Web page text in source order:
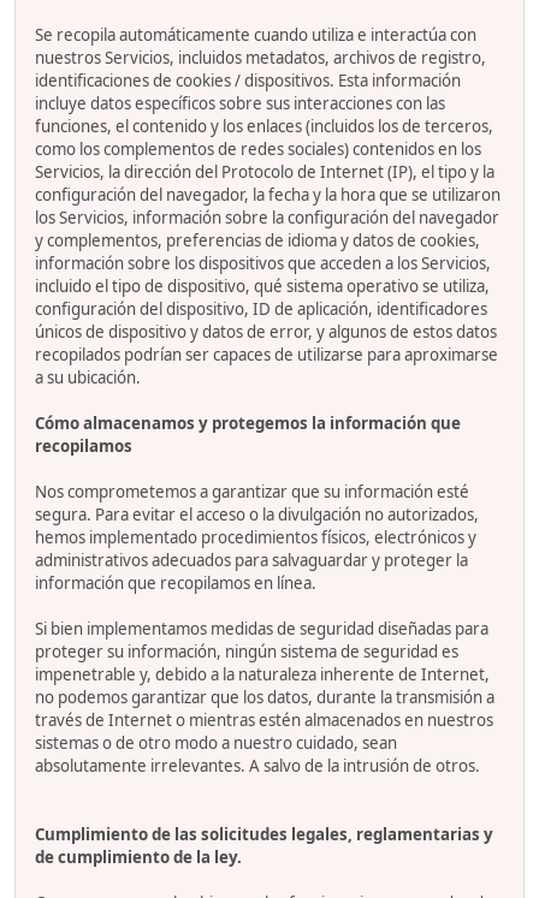
Se recopila automáticamente cuando utiliza e interactúa con
nuestros Servicios, incluidos metadatos, archivos de registro,
identificaciones de cookies / dispositivos. Esta información
incluye datos específicos sobre sus interacciones con las
funciones, el contenido y los enlaces (incluidos los de terceros,
como los complementos de redes sociales) contenidos en los
Servicios, la dirección del Protocolo de Internet (IP), el tipo y la
configuración del navegador, la fecha y la hora que se utilizaron
los Servicios, información sobre la configuración del navegador
y complementos, preferencias de idioma y datos de cookies,
información sobre los dispositivos que acceden a los Servicios,
incluido el tipo de dispositivo, qué sistema operativo se utiliza,
configuración del dispositivo, ID de aplicación, identificadores
únicos de dispositivo y datos de error, y algunos de estos datos
recopilados podrían ser capaces de utilizarse para aproximarse
a su ubicación.
Cómo almacenamos y protegemos la información que
recopilamos
Nos comprometemos a garantizar que su información esté
segura. Para evitar el acceso o la divulgación no autorizados,
hemos implementado procedimientos físicos, electrónicos y
administrativos adecuados para salvaguardar y proteger la
información que recopilamos en línea.
Si bien implementamos medidas de seguridad diseñadas para
proteger su información, ningún sistema de seguridad es
impenetrable y, debido a la naturaleza inherente de Internet,
no podemos garantizar que los datos, durante la transmisión a
través de Internet o mientras estén almacenados en nuestros
sistemas o de otro modo a nuestro cuidado, sean
absolutamente irrelevantes. A salvo de la intrusión de otros.
Cumplimiento de las solicitudes legales, reglamentarias y
de cumplimiento de la ley.